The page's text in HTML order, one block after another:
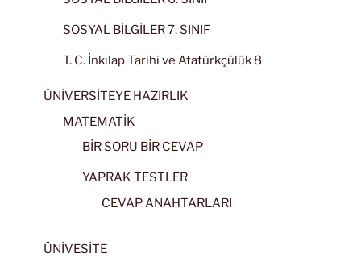
SOSYAL BİLGİLER 7. SINIF
T. C. İnkılap Tarihi ve Atatürkçülük 8
ÜNİVERSİTEYE HAZIRLIK
MATEMATİK
BİR SORU BİR CEVAP
YAPRAK TESTLER
CEVAP ANAHTARLARI
ÜNİVESİTE